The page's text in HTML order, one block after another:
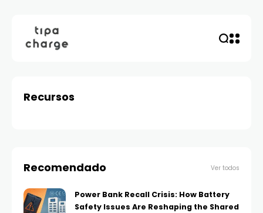
Recursos
Recomendado Ver todos
Power Bank Recall Crisis: How Battery
Safety Issues Are Reshaping the Shared